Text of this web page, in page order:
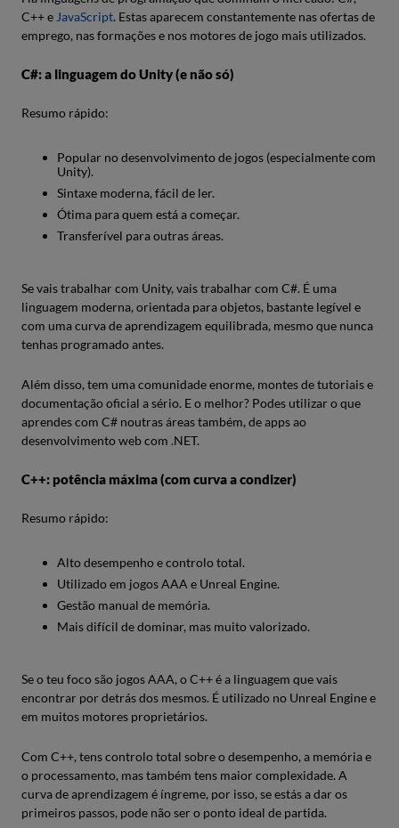
C++ e JavaScript. Estas aparecem constantemente nas ofertas de
emprego, nas formações e nos motores de jogo mais utilizados.
C#: a linguagem do Unity (e não só)
Resumo rápido:
Popular no desenvolvimento de jogos (especialmente com
Unity).
Sintaxe moderna, fácil de ler.
Ótima para quem está a começar.
Transferível para outras áreas.
Se vais trabalhar com Unity, vais trabalhar com C#. É uma
linguagem moderna, orientada para objetos, bastante legível e
com uma curva de aprendizagem equilibrada, mesmo que nunca
tenhas programado antes.
Além disso, tem uma comunidade enorme, montes de tutoriais e
documentação oficial a sério. E o melhor? Podes utilizar o que
aprendes com C# noutras áreas também, de apps ao
desenvolvimento web com .NET.
C++: potência máxima (com curva a condizer)
Resumo rápido:
Alto desempenho e controlo total.
Utilizado em jogos AAA e Unreal Engine.
Gestão manual de memória.
Mais difícil de dominar, mas muito valorizado.
Se o teu foco são jogos AAA, o C++ é a linguagem que vais
encontrar por detrás dos mesmos. É utilizado no Unreal Engine e
em muitos motores proprietários.
Com C++, tens controlo total sobre o desempenho, a memória e
o processamento, mas também tens maior complexidade. A
curva de aprendizagem é íngreme, por isso, se estás a dar os
primeiros passos, pode não ser o ponto ideal de partida.